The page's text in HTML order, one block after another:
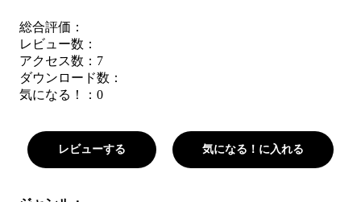
総合評価：
レビュー数：
アクセス数：7
ダウンロード数：
気になる！： 0
レビューする 気になる！に入れる